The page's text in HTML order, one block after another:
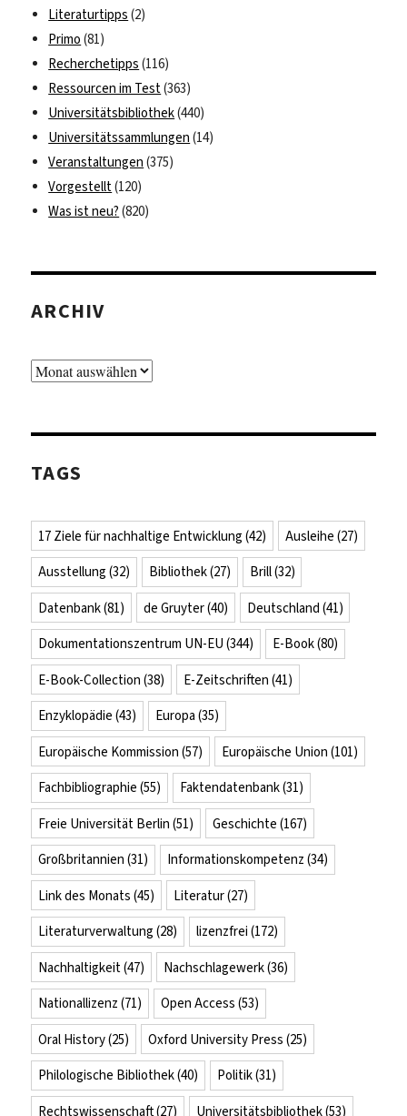
Literaturtipps (2)
Primo (81)
Recherchetipps (116)
Ressourcen im Test(363)
Universitätsbibliothek(440)
Universitätssammlungen (14)
Veranstaltungen (375)
Vorgestellt(120)
Was ist neu? (820)
ARCHIV
Archiv
TAGS
17 Ziele für nachhaltige Entwicklung (42) Ausleihe (27)
Ausstellung (32) Bibliothek(27) Brill(32)
Datenbank(81) de Gruyter(40) Deutschland (41)
Dokumentationszentrum UN-EU (344) E-Book(80)
E-Book-Collection (38) E-Zeitschriften (41)
Enzyklopädie (43) Europa (35)
Europäische Kommission (57) Europäische Union (101)
Fachbibliographie (55) Faktendatenbank(31)
Freie Universität Berlin (51) Geschichte (167)
Großbritannien (31) Informationskompetenz (34)
Link des Monats (45) Literatur(27)
Literaturverwaltung (28) lizenzfrei (172)
Nachhaltigkeit(47) Nachschlagewerk(36)
Nationallizenz (71) Open Access (53)
Oral History(25) Oxford University Press (25)
Philologische Bibliothek(40) Politik(31)
Rechtswissenschaft(27) Universitätsbibliothek(53)